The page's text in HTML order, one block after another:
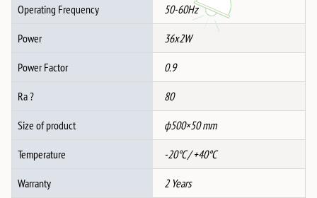
Operating Frequency 50-60Hz
Power 36x2W
Power Factor 0.9
Ra ? 80
Size of product ф500×50 mm
Temperature -20°C / +40°C
Warranty 2 Years